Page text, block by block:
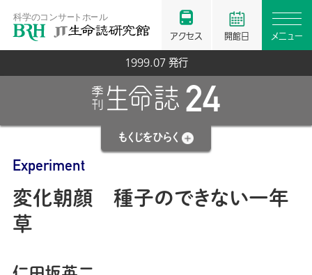
開館日 メニュー
アクセス
1999.07 発行
もくじをひらく
24
Experiment
変化朝顔 種子のできない一年
草